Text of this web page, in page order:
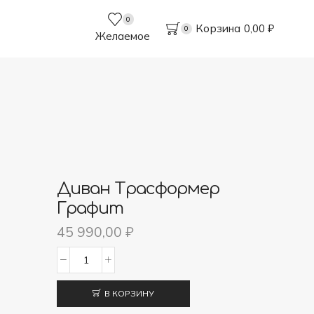
0
Желаемое
0 Корзина 0,00 ₽
Диван Трасформер
Графит
45 990,00₽
товара
Диван
В КОРЗИНУ